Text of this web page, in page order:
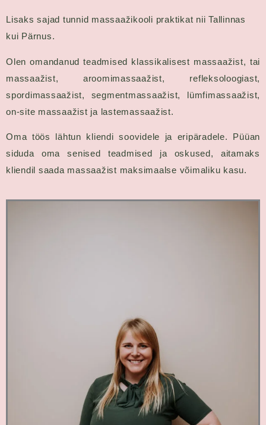
Lisaks sajad tunnid massaažikooli praktikat nii Tallinnas
kui Pärnus.
Olen omandanud teadmised klassikalisest massaažist, tai
massaažist, aroomimassaažist, refleksoloogiast,
spordimassaažist, segmentmassaažist, lümfimassaažist,
on-site massaažist ja lastemassaažist.
Oma töös lähtun kliendi soovidele ja eripäradele. Püüan
siduda oma senised teadmised ja oskused, aitamaks
kliendil saada massaažist maksimaalse võimaliku kasu.